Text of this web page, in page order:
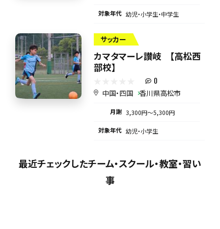
対象年代 幼児・小学生・中学生
サッカー
カマタマーレ讃岐 【高松西
部校】
0
中国・四国 香川県高松市
月謝 3,300円〜5,300円
対象年代 幼児・小学生
最近チェックしたチーム・スクール・教室・習い
事